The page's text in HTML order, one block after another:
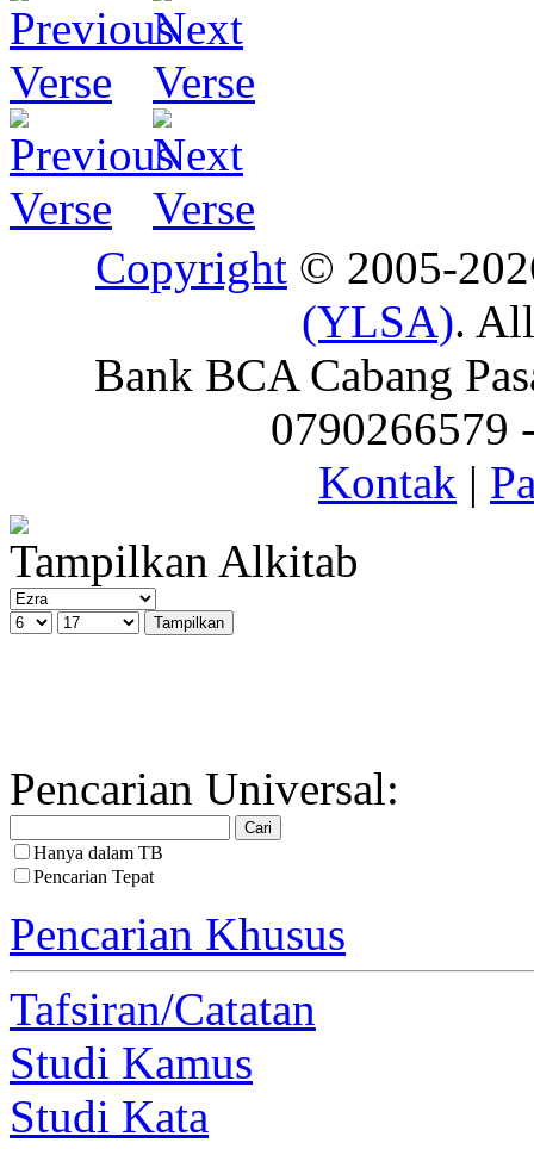
Copyright © 2005-
(YLSA).
Bank BCA Cabang
0790266579
Kontak |
Tampilkan Alkitab
Pencarian Universal:
Hanya dalam TB
Pencarian Tepat
Pencarian Khusus
Tafsiran/Catatan
Studi Kamus
Studi Kata